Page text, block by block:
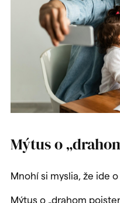
Mýtus o
Mnohí si myslia, že ide
Mýtus o „drahom